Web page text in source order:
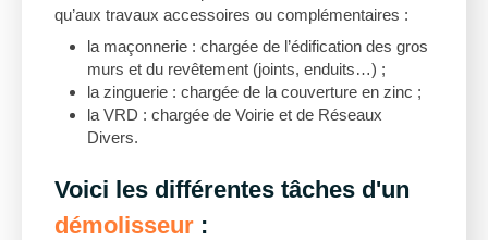
qu’aux travaux accessoires ou complémentaires :
la maçonnerie : chargée de l’édification des gros
murs et du revêtement (joints, enduits…) ;
la zinguerie : chargée de la couverture en zinc ;
la VRD : chargée de Voirie et de Réseaux
Divers.
Voici les différentes tâches d'un
démolisseur :